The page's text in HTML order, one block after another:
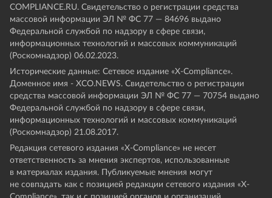
COMPLIANCE.RU. Свидетельство о регистрации средства
массовой информации ЭЛ № ФС 77 — 84696 выдано
Федеральной службой по надзору в сфере связи,
информационных технологий и массовых коммуникаций
(Роскомнадзор) 06.02.2023.
Исторические данные: Сетевое издание «Х-Compliance».
Доменное имя - XCO.NEWS. Свидетельство о регистрации
средства массовой информации ЭЛ № ФС 77 — 70754 выдано
Федеральной службой по надзору в сфере связи,
информационных технологий и массовых коммуникаций
(Роскомнадзор) 21.08.2017.
Редакция сетевого издания «X-Compliance» не несет
ответственность за мнения экспертов, использованные
в материалах издания. Публикуемые мнения могут
не совпадать как с позицией редакции сетевого издания «X-